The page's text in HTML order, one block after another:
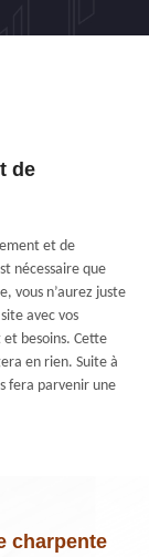
de
et de
nécessaire que
vous n’aurez juste
avec vos
besoins. Cette
en rien. Suite à
fera parvenir une
charpente